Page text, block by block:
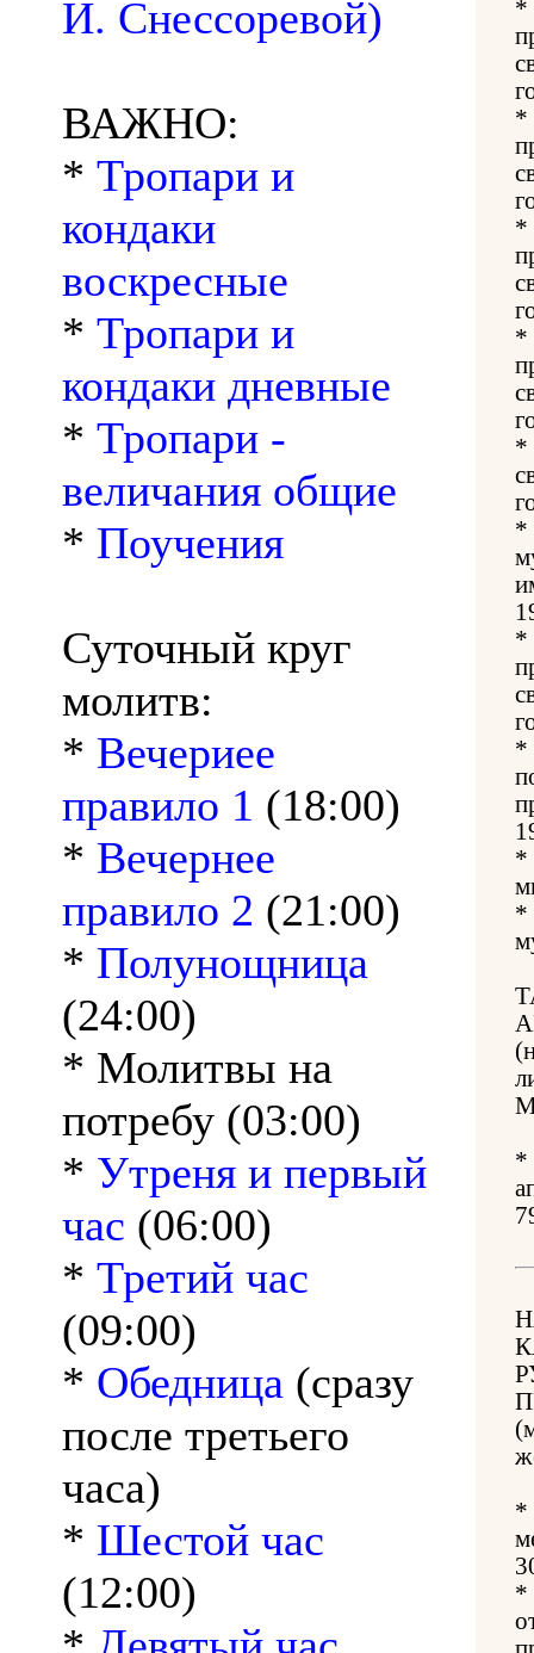
И. Снессоревой)
ВАЖНО:
* Тропари и
кондаки
воскресные
* Тропари и
кондаки дневные
* Тропари -
величания общие
* Поучения
Суточный круг
молитв:
* Вечериее
правило 1 (18:00)
* Вечернее
правило 2 (21:00)
* Полунощница
(24:00)
* Молитвы на
потребу (03:00)
* Утреня и первый
час (06:00)
* Третий час
(09:00)
* Обедница (сразу
после третьего
часа)
* Шестой час
(12:00)
*
*
*
*
*
*
*
*
*
*
*
*
*